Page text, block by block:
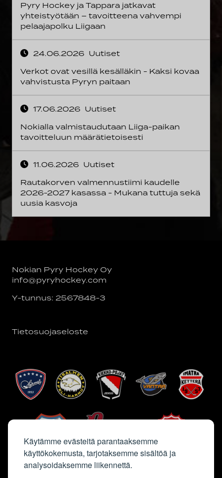
Käytämme evästeitä parantaaksemme
käyttökokemusta, tarjotaksemme sisältöä ja
analysoidaksemme liikennettä.
Pyry Hockey ja Tappara jatkavat
yhteistyötään – tavoitteena vahvempi
pelaajapolku Liigaan
24.06.2026 Uutiset
Verkot ovat vesillä kesälläkin - Kaksi kovaa
vahvistusta Pyryn paitaan
17.06.2026 Uutiset
Nokialla valmistaudutaan Liiga-paikan
tavoitteluun määrätietoisesti
11.06.2026 Uutiset
Rautakorven valmennustiimi kaudelle
2026-2027 kasassa - Mukana tuttuja sekä
uusia kasvoja
Nokian Pyry Hockey Oy
info@pyryhockey.com
Y-tunnus: 2567848-3
Tietosuojaseloste